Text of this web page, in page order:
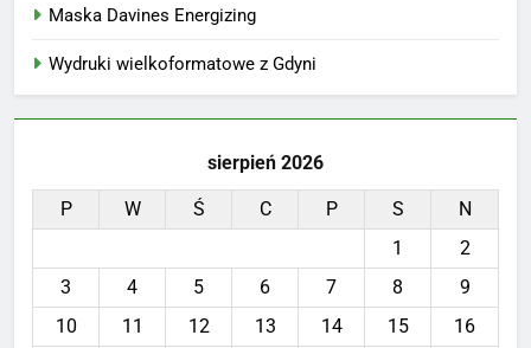
Maska Davines Energizing
Wydruki wielkoformatowe z Gdyni
sierpień 2026
P W Ś C P S
N
1
2
3
4 5 6 7 8
9
10
11 12 13 14 15
16